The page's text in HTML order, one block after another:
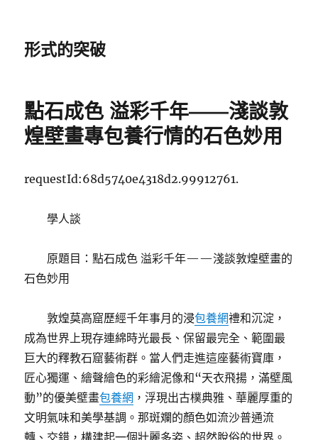
形式的突破
點石成色 溢彩千年——淺談敦
煌壁畫專包養行情的石色妙用
requestId:68d5740e4318d2.99912761.
學人談
原題目：點石成色 溢彩千年——淺談敦煌壁畫的
石色妙用
敦煌莫高窟歷經千年事月的浸包養網禮和沉淀，
成為世界上現存連綿時光最長、保留最完全、範圍最
巨大的釋教石窟藝術群。當人們走進這座藝術寶庫，
匠心獨運、繪聲繪色的彩繪泥像和“天衣飛揚，滿壁風
動”的優美壁畫包養網 ，浮現出古樸典雅、華麗厚重的
文明氣味和美學基調。那斑斕的顏色如流沙普通流
轉、交錯，構建起一個壯麗多姿、超然脫俗的世界。